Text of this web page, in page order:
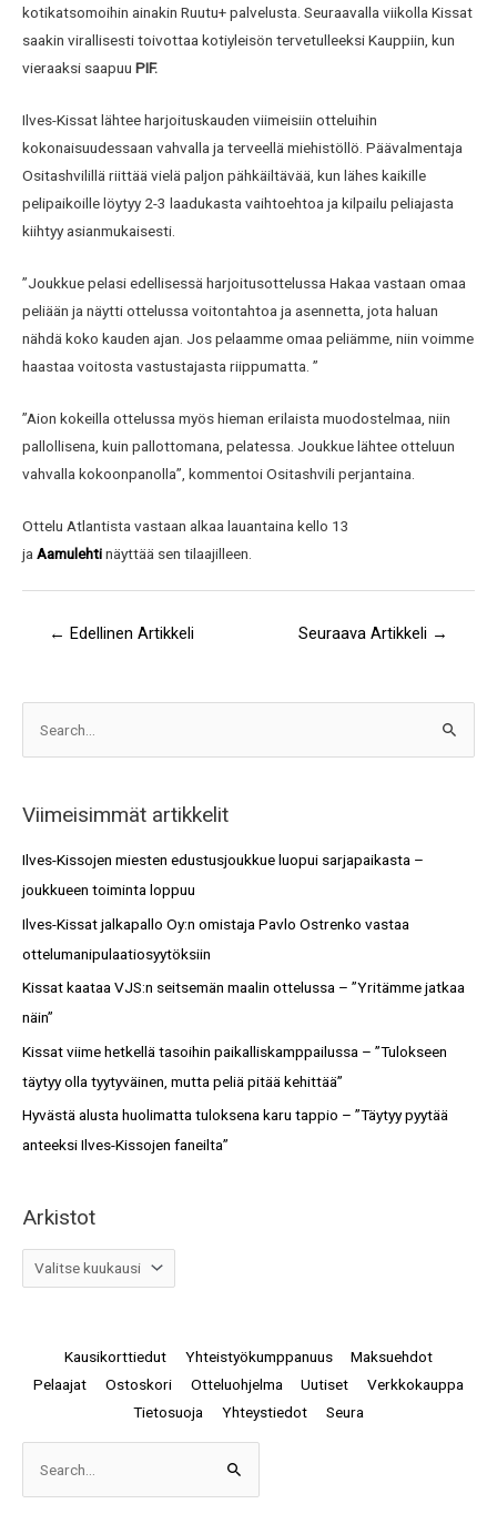
kotikatsomoihin ainakin Ruutu+ palvelusta. Seuraavalla viikolla Kissat
saakin virallisesti toivottaa kotiyleisön tervetulleeksi Kauppiin, kun
vieraaksi saapuu PIF.
Ilves-Kissat lähtee harjoituskauden viimeisiin otteluihin
kokonaisuudessaan vahvalla ja terveellä miehistöllö. Päävalmentaja
Ositashvilillä riittää vielä paljon pähkäiltävää, kun lähes kaikille
pelipaikoille löytyy 2-3 laadukasta vaihtoehtoa ja kilpailu peliajasta
kiihtyy asianmukaisesti.
”Joukkue pelasi edellisessä harjoitusottelussa Hakaa vastaan omaa
peliään ja näytti ottelussa voitontahtoa ja asennetta, jota haluan
nähdä koko kauden ajan. Jos pelaamme omaa peliämme, niin voimme
haastaa voitosta vastustajasta riippumatta. ”
”Aion kokeilla ottelussa myös hieman erilaista muodostelmaa, niin
pallollisena, kuin pallottomana, pelatessa. Joukkue lähtee otteluun
vahvalla kokoonpanolla”, kommentoi Ositashvili perjantaina.
Ottelu Atlantista vastaan alkaa lauantaina kello 13
ja Aamulehtinäyttää sen tilaajilleen.
← Edellinen Artikkeli Seuraava Artikkeli →
c
h
Viimeisimmät artikkelit
Ilves-Kissojen miesten edustusjoukkue luopui sarjapaikasta –
joukkueen toiminta loppuu
Ilves-Kissat jalkapallo Oy:n omistaja Pavlo Ostrenko vastaa
ottelumanipulaatiosyytöksiin
Kissat kaataa VJS:n seitsemän maalin ottelussa – ”Yritämme jatkaa
näin”
Kissat viime hetkellä tasoihin paikalliskamppailussa – ”Tulokseen
täytyy olla tyytyväinen, mutta peliä pitää kehittää”
Hyvästä alusta huolimatta tuloksena karu tappio – ”Täytyy pyytää
anteeksi Ilves-Kissojen faneilta”
Arkistot
i
t
o
t
Kausikorttiedut Yhteistyökumppanuus
Maksuehdot
Pelaajat
Ostoskori Otteluohjelma Uutiset
Verkkokauppa
Tietosuoja
Yhteystiedot Seura
Search
for: